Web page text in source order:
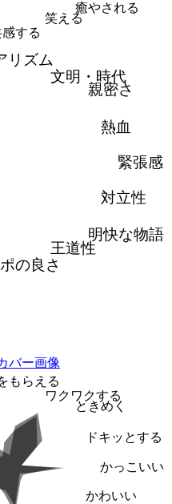
癒やされる
笑える
する
リズム
文明・時代
親密さ
熱血
緊張感
対立性
明快な物語
王道性
の良さ
もらえる
ワクワクする
ときめく
ドキッとする
かっこいい
かわいい